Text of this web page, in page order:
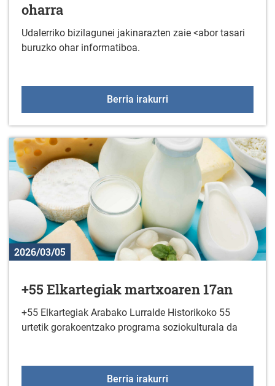
oharra
Udalerriko bizilagunei jakinarazten zaie <abor tasari
buruzko ohar informatiboa.
Berria irakurri
2026/03/05
+55 Elkartegiak martxoaren 17an
+55 Elkartegiak Arabako Lurralde Historikoko 55
urtetik gorakoentzako programa soziokulturala da
Berria irakurri